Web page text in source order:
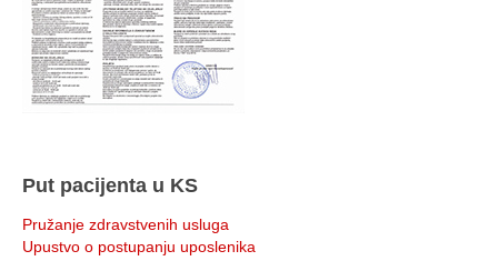
Put pacijenta u KS
Pružanje zdravstvenih usluga
Upustvo o postupanju uposlenika